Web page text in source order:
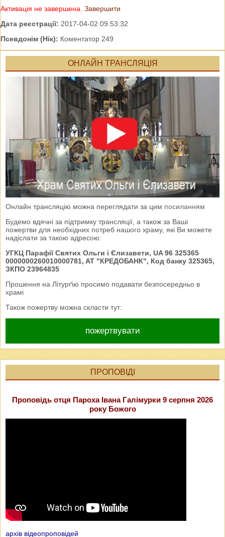
Активація не завершена. Завершити
Дата реєстрації: 2017-04-02 09:53:32
Псевдонім (Нік): Коментатор 249
ОНЛАЙН ТРАНСЛЯЦІЯ
Онлайн трансляцію можна переглядати за цим посиланням
Будемо вдячні за підтримку трансляції, а також за Ваші
пожертви для необхідних потреб нашого храму, які Ви можете
надіслати за такою адресою:
УГКЦ Парафії Святих Ольги і Єлизавети, UA 96 325365
0000000260010000781, AT "КРЕДОБАНК", Код банку 325365,
ЗКПО 23964835
Прошення на Літурґію просимо подавати безпосередньо в
храмі
Також пожертву можна скласти тут:
пожертвувати
ПРОПОВІДІ
Проповідь отця Пароха Івана Галімурки 9 серпня 2026
року Божого
архів відеопроповідей